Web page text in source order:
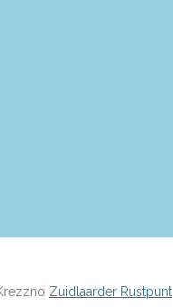
Zuidlaarder Rustpunt